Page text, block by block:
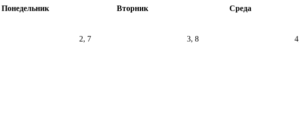
Понедельник Вторник Среда
2, 7 3, 8